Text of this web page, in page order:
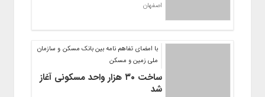
اصفهان
با امضای تفاهم نامه بین بانک مسکن و سازمان
ملی زمین و مسکن
ساخت ۳۰ هزار واحد مسکونی آغاز
شد